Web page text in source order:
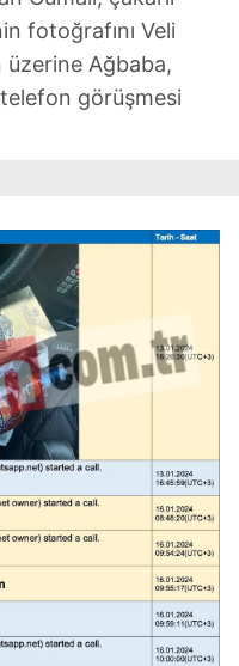
fotoğrafını Veli
Ağbaba,
telefon görüşmesi